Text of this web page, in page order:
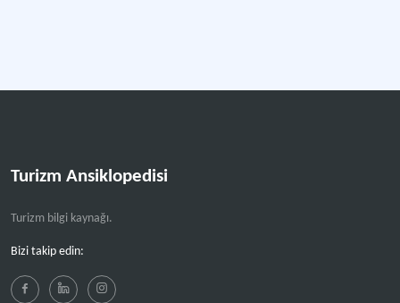
Turizm Ansiklopedisi
Turizm bilgi kaynağı.
Bizi takip edin: